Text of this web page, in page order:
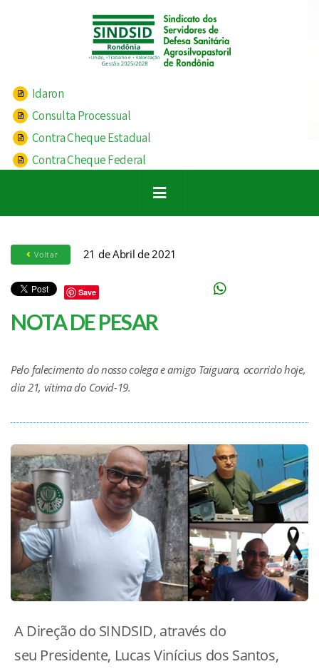
Idaron
Consulta Processual
Contra Cheque Estadual
Contra Cheque Federal
Voltar 21 de Abril de 2021
Save
NOTA DE PESAR
Pelo falecimento do nosso colega e amigo Taiguara, ocorrido hoje,
dia 21, vítima do Covid-19.
A Direção do SINDSID, através do
seu Presidente, Lucas Vinícius dos Santos,